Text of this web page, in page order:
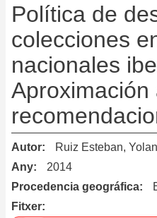
Política de
colecciones
nacionales
Aproximación
Autor
Ruiz Esteban,
Any
2014
Procedencia geográfica
Fitxer